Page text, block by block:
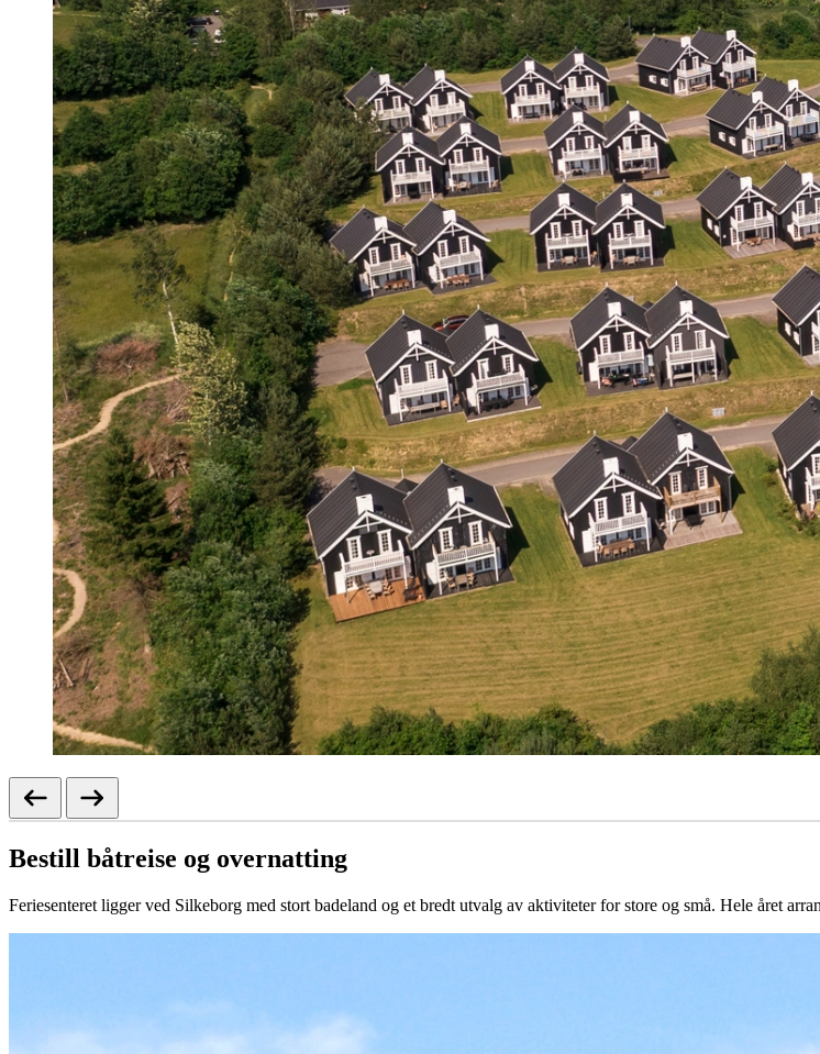
Bestill båtreise og overnatting
Feriesenteret ligger ved Silkeborg med stort badeland og et bredt utvalg av aktiviteter for store og små. Hele året